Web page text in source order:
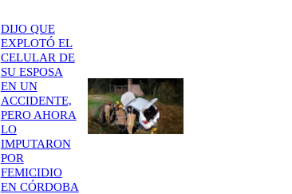
DIJO QUE
EXPLOTÓ EL
CELULAR DE
SU ESPOSA
EN UN
ACCIDENTE,
PERO AHORA
LO
IMPUTARON
POR
FEMICIDIO
EN CÓRDOBA